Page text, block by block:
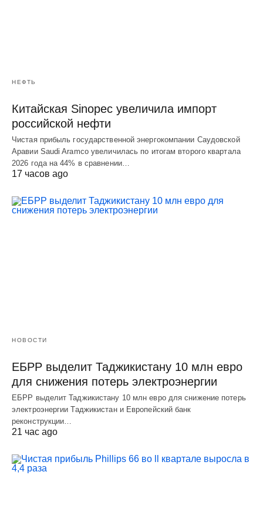
НЕФТЬ
Китайская Sinopec увеличила импорт
российской нефти
Чистая прибыль государственной энергокомпании Саудовской
Аравии Saudi Aramco увеличилась по итогам второго квартала
2026 года на 44% в сравнении…
17 часов ago
НОВОСТИ
ЕБРР выделит Таджикистану 10 млн евро
для снижения потерь электроэнергии
ЕБРР выделит Таджикистану 10 млн евро для снижение потерь
электроэнергии Таджикистан и Европейский банк
реконструкции…
21 час ago